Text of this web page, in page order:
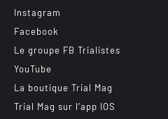
Instagram
Facebook
Le groupe FB Trialistes
YouTube
La boutique Trial Mag
Trial Mag sur l’app IOS